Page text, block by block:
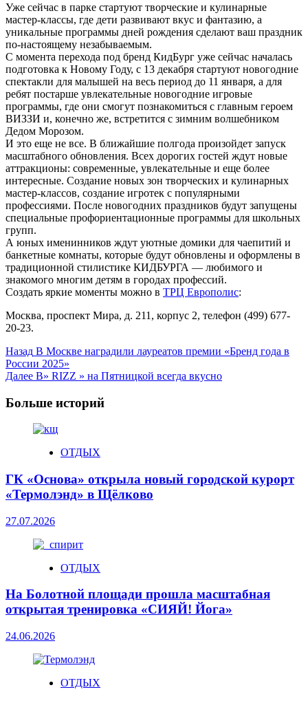
Уже сейчас в парке стартуют творческие и кулинарные
мастер-классы, где дети развивают вкус и фантазию, а
уникальные программы дней рождения сделают ваш праздник
по-настоящему незабываемым.
С момента перехода под бренд КидБург уже сейчас началась
подготовка к Новому Году, с 13 декабря стартуют новогодние
спектакли для малышей на весь период до 11 января, а для
ребят постарше увлекательные новогодние игровые
программы, где они смогут познакомиться с главным героем
ВИЗЗИ и, конечно же, встретится с зимним волшебником
Дедом Морозом.
И это еще не все. В ближайшие полгода произойдет запуск
масштабного обновления. Всех дорогих гостей ждут новые
аттракционы: современные, увлекательные и еще более
интересные. Создание новых зон творческих и кулинарных
мастер-классов, создание игротек с популярными
профессиями. После новогодних праздников будут запущены
специальные профориентационные программы для школьных
групп.
А юных именинников ждут уютные домики для чаепитий и
банкетные комнаты, которые будут обновлены и оформлены в
традиционной стилистике КИДБУРГА — любимого и
знакомого многим детям в городах профессий.
Создать яркие моменты можно в ТРЦ Европолис:
Москва, проспект Мира, д. 211, корпус 2, телефон (499) 677-
20-23.
Post
Navigation
Назад В Москве наградили лауреатов премии «Бренд года в
России 2025»
Далее В» RIZZ » на Пятницкой всегда вкусно
Больше историй
ОТДЫХ
ГК «Основа» открыла новый городской курорт
«Термолэнд» в Щёлково
27.07.2026
ОТДЫХ
На Болотной площади прошла масштабная
открытая тренировка «СИЯЙ! Йога»
24.06.2026
ОТДЫХ